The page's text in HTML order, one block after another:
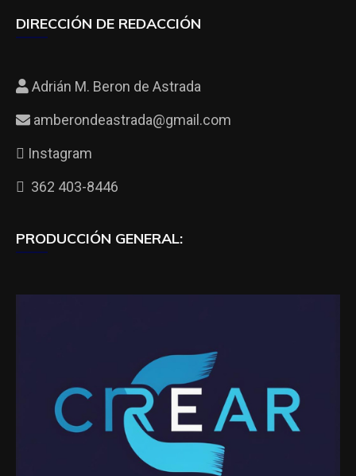
DIRECCIÓN DE REDACCIÓN
Adrián M. Beron de Astrada
amberondeastrada@gmail.com
Instagram
362 403-8446
PRODUCCIÓN GENERAL: